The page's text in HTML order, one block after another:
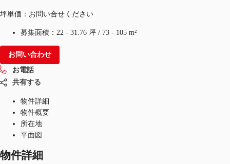
坪単価：お問い合せください
募集面積： 22 - 31.76 坪 / 73 - 105 m²
お問い合わせ
お電話
共有する
物件詳細
物件概要
所在地
平面図
物件詳細